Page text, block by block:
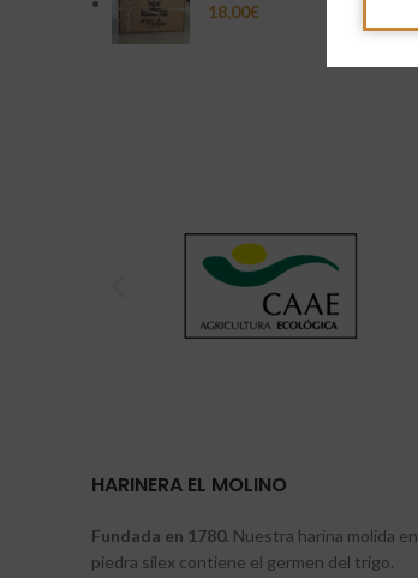
18,00€
HARINERA EL MOLINO
Fundada en 1780. Nuestra harina molida en
piedra sílex contiene el germen del trigo.